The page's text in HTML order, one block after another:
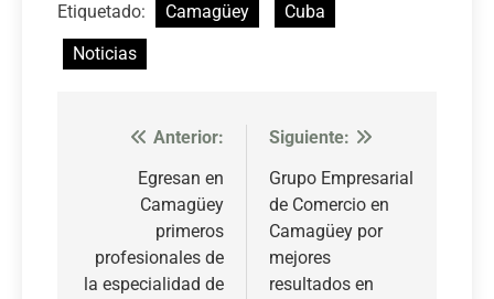
Etiquetado: Camagüey
Cuba
Noticias
Navegación
entradas
Anterior:
Egresan en
Camagüey
primeros
profesionales de
la especialidad de
Siguiente:
Grupo Empresarial
de Comercio en
Camagüey por
mejores
resultados en